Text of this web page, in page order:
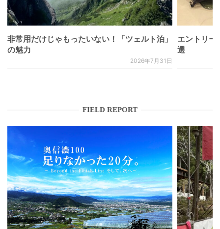
非常用だけじゃもったいない！「ツェルト泊」
の魅力
2026年7月31日
エントリー
選
FIELD REPORT